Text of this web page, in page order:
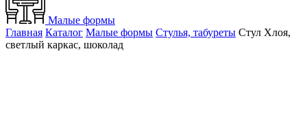
Малые формы
Главная Каталог Малые формы Стулья, табуреты Стул Хлоя,
светлый каркас, шоколад